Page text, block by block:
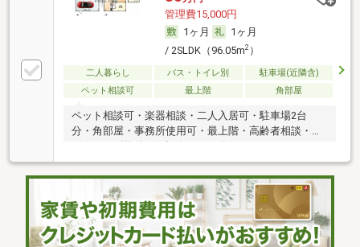
管理費15,000円
1ヶ月
1ヶ月
/ 2SLDK（96.05m2）
二人暮らし バス・トイレ別
駐車場(近隣含)
ペット相談可
最上階 角部屋
ペット相談可・楽器相談・二人入居可・駐車場2台
分・角部屋・事務所使用可・最上階・高齢者相談・デ